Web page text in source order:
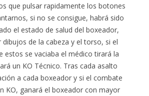
que pulsar rapidamente los botones
si no se consigue, habrá sido
el estado de salud del boxeador,
de la cabeza y el torso, si el
estos se vaciaba el médico tirará la
un KO Técnico. Tras cada asalto
a cada boxeador y si el combate
KO, ganará el boxeador con mayor